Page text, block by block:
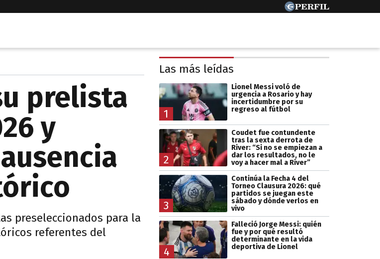
prelista
y
preseleccionados para la
referentes del
Las más leídas
1
Lionel Messi voló de
urgencia a Rosario y hay
incertidumbre por su
regreso al fútbol
2
Coudet fue contundente
tras la sexta derrota de
River: “Si no se empiezan a
dar los resultados, no le
voy a hacer mal a River”
3
Continúa la Fecha 4 del
Torneo Clausura 2026: qué
partidos se juegan este
sábado y dónde verlos en
vivo
4
Falleció Jorge Messi: quién
fue y por qué resultó
determinante en la vida
deportiva de Lionel